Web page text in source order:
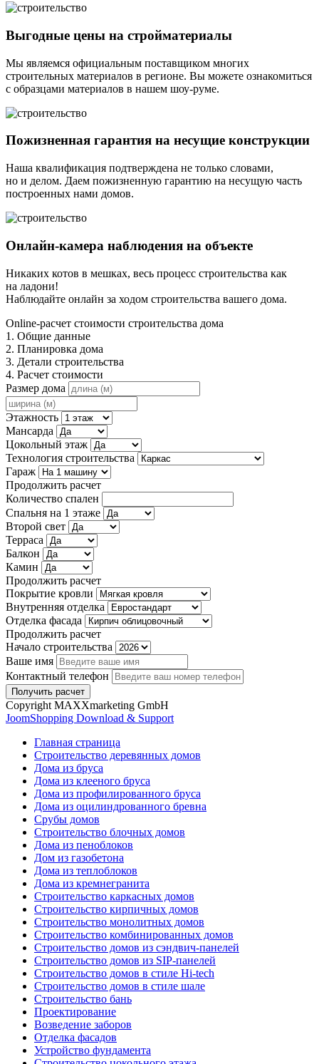
Выгодные цены на стройматериалы
Мы являемся официальным поставщиком многих
строительных материалов в регионе. Вы можете ознакомиться
с образцами материалов в нашем шоу-руме.
Пожизненная гарантия на несущие конструкции
Наша квалификация подтверждена не только словами,
но и делом. Даем пожизненную гарантию на несущую часть
построенных нами домов.
Онлайн-камера наблюдения на объекте
Никаких котов в мешках, весь процесс строительства как
на ладони!
Наблюдайте онлайн за ходом строительства вашего дома.
Online-расчет стоимости строительства дома
1. Общие данные
2. Планировка дома
3. Детали строительства
4. Расчет стоимости
Размер дома
Этажность
Мансарда
Цокольный этаж
Технология строительства
Гараж
Продолжить расчет
Количество спален
Спальня на 1 этаже
Второй свет
Терраса
Балкон
Камин
Продолжить расчет
Покрытие кровли
Внутренняя отделка
Отделка фасада
Продолжить расчет
Начало строительства
Ваше имя
Контактный телефон
Copyright MAXXmarketing GmbH
JoomShopping Download & Support
Главная страница
Строительство деревянных домов
Дома из бруса
Дома из клееного бруса
Дома из профилированного бруса
Дома из оцилиндрованного бревна
Срубы домов
Строительство блочных домов
Дома из пеноблоков
Дом из газобетона
Дома из теплоблоков
Дома из кремнегранита
Строительство каркасных домов
Строительство кирпичных домов
Строительство монолитных домов
Строительство комбинированных домов
Строительство домов из сэндвич-панелей
Строительство домов из SIP-панелей
Строительство домов в стиле Hi-tech
Строительство домов в стиле шале
Строительство бань
Проектирование
Возведение заборов
Отделка фасадов
Устройство фундамента